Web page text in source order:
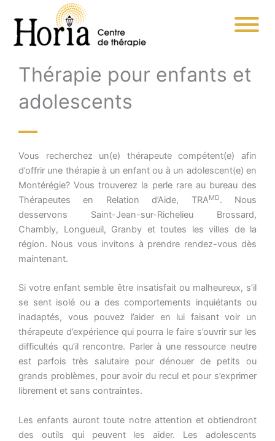
contenu
Thérapie pour enfants et
adolescents
Vous recherchez un(e) thérapeute compétent(e) afin
d’offrir une thérapie à un enfant ou à un adolescent(e) en
Montérégie? Vous trouverez la perle rare au bureau des
Thérapeutes en Relation d’Aide, TRAMD. Nous
desservons Saint-Jean-sur-Richelieu Brossard,
Chambly, Longueuil, Granby et toutes les villes de la
région. Nous vous invitons à prendre rendez-vous dès
maintenant.
Si votre enfant semble être insatisfait ou malheureux, s’il
se sent isolé ou a des comportements inquiétants ou
inadaptés, vous pouvez l’aider en lui faisant voir un
thérapeute d’expérience qui pourra le faire s’ouvrir sur les
difficultés qu’il rencontre. Parler à une ressource neutre
est parfois très salutaire pour dénouer de petits ou
grands problèmes, pour avoir du recul et pour s’exprimer
librement et sans contraintes.
Les enfants auront toute notre attention et obtiendront
des outils qui peuvent les aider. Les adolescents